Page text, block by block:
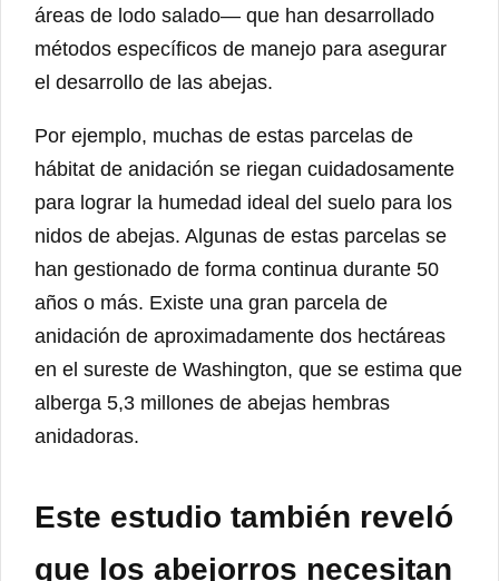
áreas de lodo salado— que han desarrollado
métodos específicos de manejo para asegurar
el desarrollo de las abejas.
Por ejemplo, muchas de estas parcelas de
hábitat de anidación se riegan cuidadosamente
para lograr la humedad ideal del suelo para los
nidos de abejas. Algunas de estas parcelas se
han gestionado de forma continua durante 50
años o más. Existe una gran parcela de
anidación de aproximadamente dos hectáreas
en el sureste de Washington, que se estima que
alberga 5,3 millones de abejas hembras
anidadoras.
Este estudio también reveló
que los abejorros necesitan